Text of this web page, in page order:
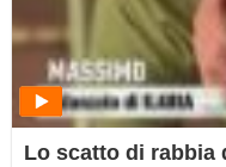
Lo scatto di rabbia